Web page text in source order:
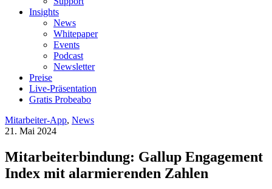
Insights
News
Whitepaper
Events
Podcast
Newsletter
Preise
Live-Präsentation
Gratis Probeabo
Mitarbeiter-App, News
21. Mai 2024
Mitarbeiterbindung: Gallup Engagement
Index mit alarmierenden Zahlen